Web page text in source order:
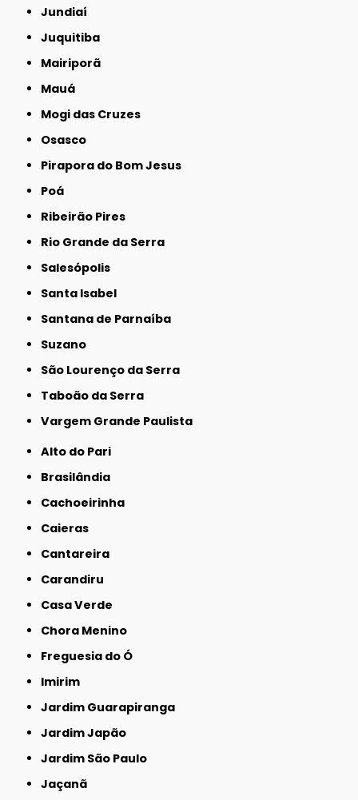
Jundiaí
Juquitiba
Mairiporã
Mauá
Mogi das Cruzes
Osasco
Pirapora do Bom Jesus
Poá
Ribeirão Pires
Rio Grande da Serra
Salesópolis
Santa Isabel
Santana de Parnaíba
Suzano
São Lourenço da Serra
Taboão da Serra
Vargem Grande Paulista
Alto do Pari
Brasilândia
Cachoeirinha
Caieras
Cantareira
Carandiru
Casa Verde
Chora Menino
Freguesia do Ó
Imirim
Jardim Guarapiranga
Jardim Japão
Jardim São Paulo
Jaçanã